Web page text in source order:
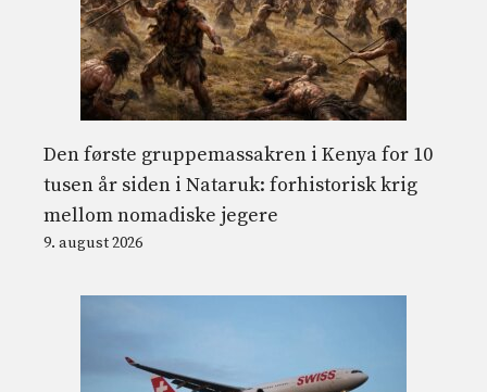
Den første gruppemassakren i Kenya for 10
tusen år siden i Nataruk: forhistorisk krig
mellom nomadiske jegere
9. august 2026